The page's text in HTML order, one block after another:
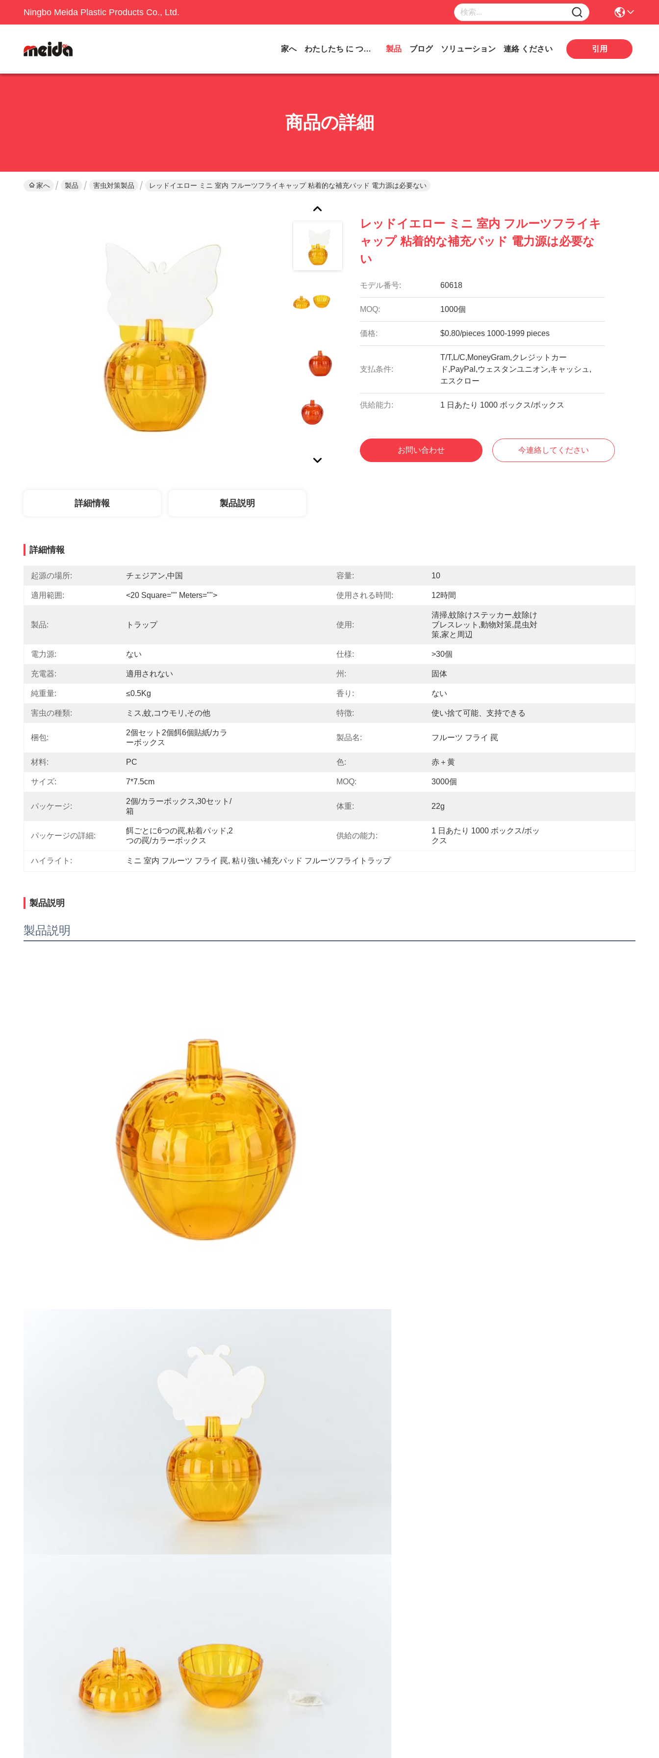
Ningbo Meida Plastic Products Co., Ltd.
家へ わたしたち に つい て 製品 ブログ ソリューション 連絡 ください 引用
商品の詳細
家へ 製品 害虫対策製品 レッドイエロー ミニ 室内 フルーツフライキャップ 粘着的な補充パッド 電力源は必要ない
レッドイエロー ミニ 室内 フルーツフライキ
ャップ 粘着的な補充パッド 電力源は必要な
い
モデル番号: 60618
MOQ: 1000個
価格: $0.80/pieces 1000-1999 pieces
支払条件:
T/T,L/C,MoneyGram,クレジットカー
ド,PayPal,ウェスタンユニオン,キャッシュ,
エスクロー
供給能力: 1 日あたり 1000 ボックス/ボックス
お問い合わせ 今連絡してください
詳細情報 製品説明
詳細情報
起源の場所: チェジアン,中国 容量: 10
適用範囲: <20 Square="" Meters=""> 使用される時間: 12時間
製品: トラップ 使用:
清掃,蚊除けステッカー,蚊除け
ブレスレット,動物対策,昆虫対
策,家と周辺
電力源: ない 仕様: >30個
充電器: 適用されない 州: 固体
純重量: ≤0.5Kg 香り: ない
害虫の種類: ミス,蚊,コウモリ,その他 特徴: 使い捨て可能、支持できる
梱包:
2個セット2個餌6個貼紙/カラ
ーボックス
製品名: フルーツ フライ 罠
材料: PC 色: 赤＋黄
サイズ: 7*7.5cm MOQ: 3000個
パッケージ:
2個/カラーボックス,30セット/
箱
体重: 22g
パッケージの詳細:
餌ごとに6つの罠,粘着パッド,2
つの罠/カラーボックス
供給の能力:
1 日あたり 1000 ボックス/ボッ
クス
ハイライト: ミニ 室内 フルーツ フライ 罠, 粘り強い補充パッド フルーツフライトラップ
製品説明
製品説明